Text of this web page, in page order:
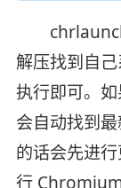
解压找到自
执行即可。
会自动找到
的话会先进
行 Chromium